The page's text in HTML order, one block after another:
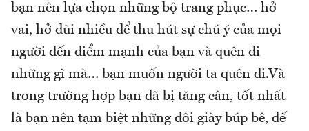
bạn nên lựa chọn những bộ trang phục… hở
vai, hở đùi nhiều để thu hút sự chú ý của mọi
người đến điểm mạnh của bạn và quên đi
những gì mà… bạn muốn người ta quên đi.Và
trong trường hợp bạn đã bị tăng cân, tốt nhất
là bạn nên tạm biệt những đôi giày búp bê, đế